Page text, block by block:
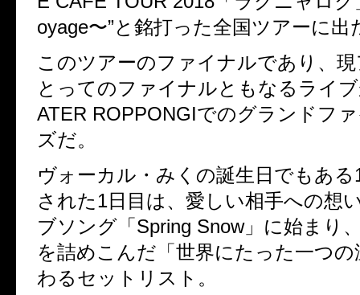
oyage〜”と銘打った全国ツアーに出
このツアーのファイナルであり、
とってのファイナルともなるライ
ATER ROPPONGIでのグランドフ
ズだ。
ヴォーカル・みくの誕生日でもある
された1日目は、愛しい相手への想
ブソング「Spring Snow」に始まり
を詰めこんだ「世界にたった一つ
わるセットリスト。